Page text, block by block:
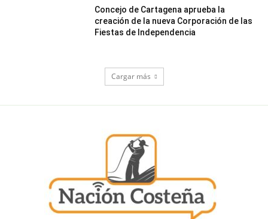
Concejo de Cartagena aprueba la
creación de la nueva Corporación de las
Fiestas de Independencia
Cargar más